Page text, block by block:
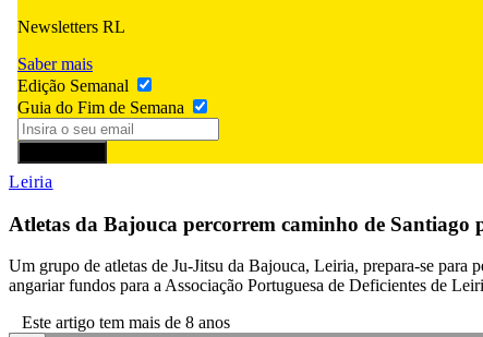
Newsletters RL
Saber mais
Edição Semanal
Guia do Fim de Semana
Leiria
Atletas da Bajouca percorrem caminho de
Um grupo de atletas de Ju-Jitsu da Bajouca, Leiria, prepara-se para
angariar fundos para a Associação Portuguesa de Deficientes de
Este artigo tem mais de 8 anos